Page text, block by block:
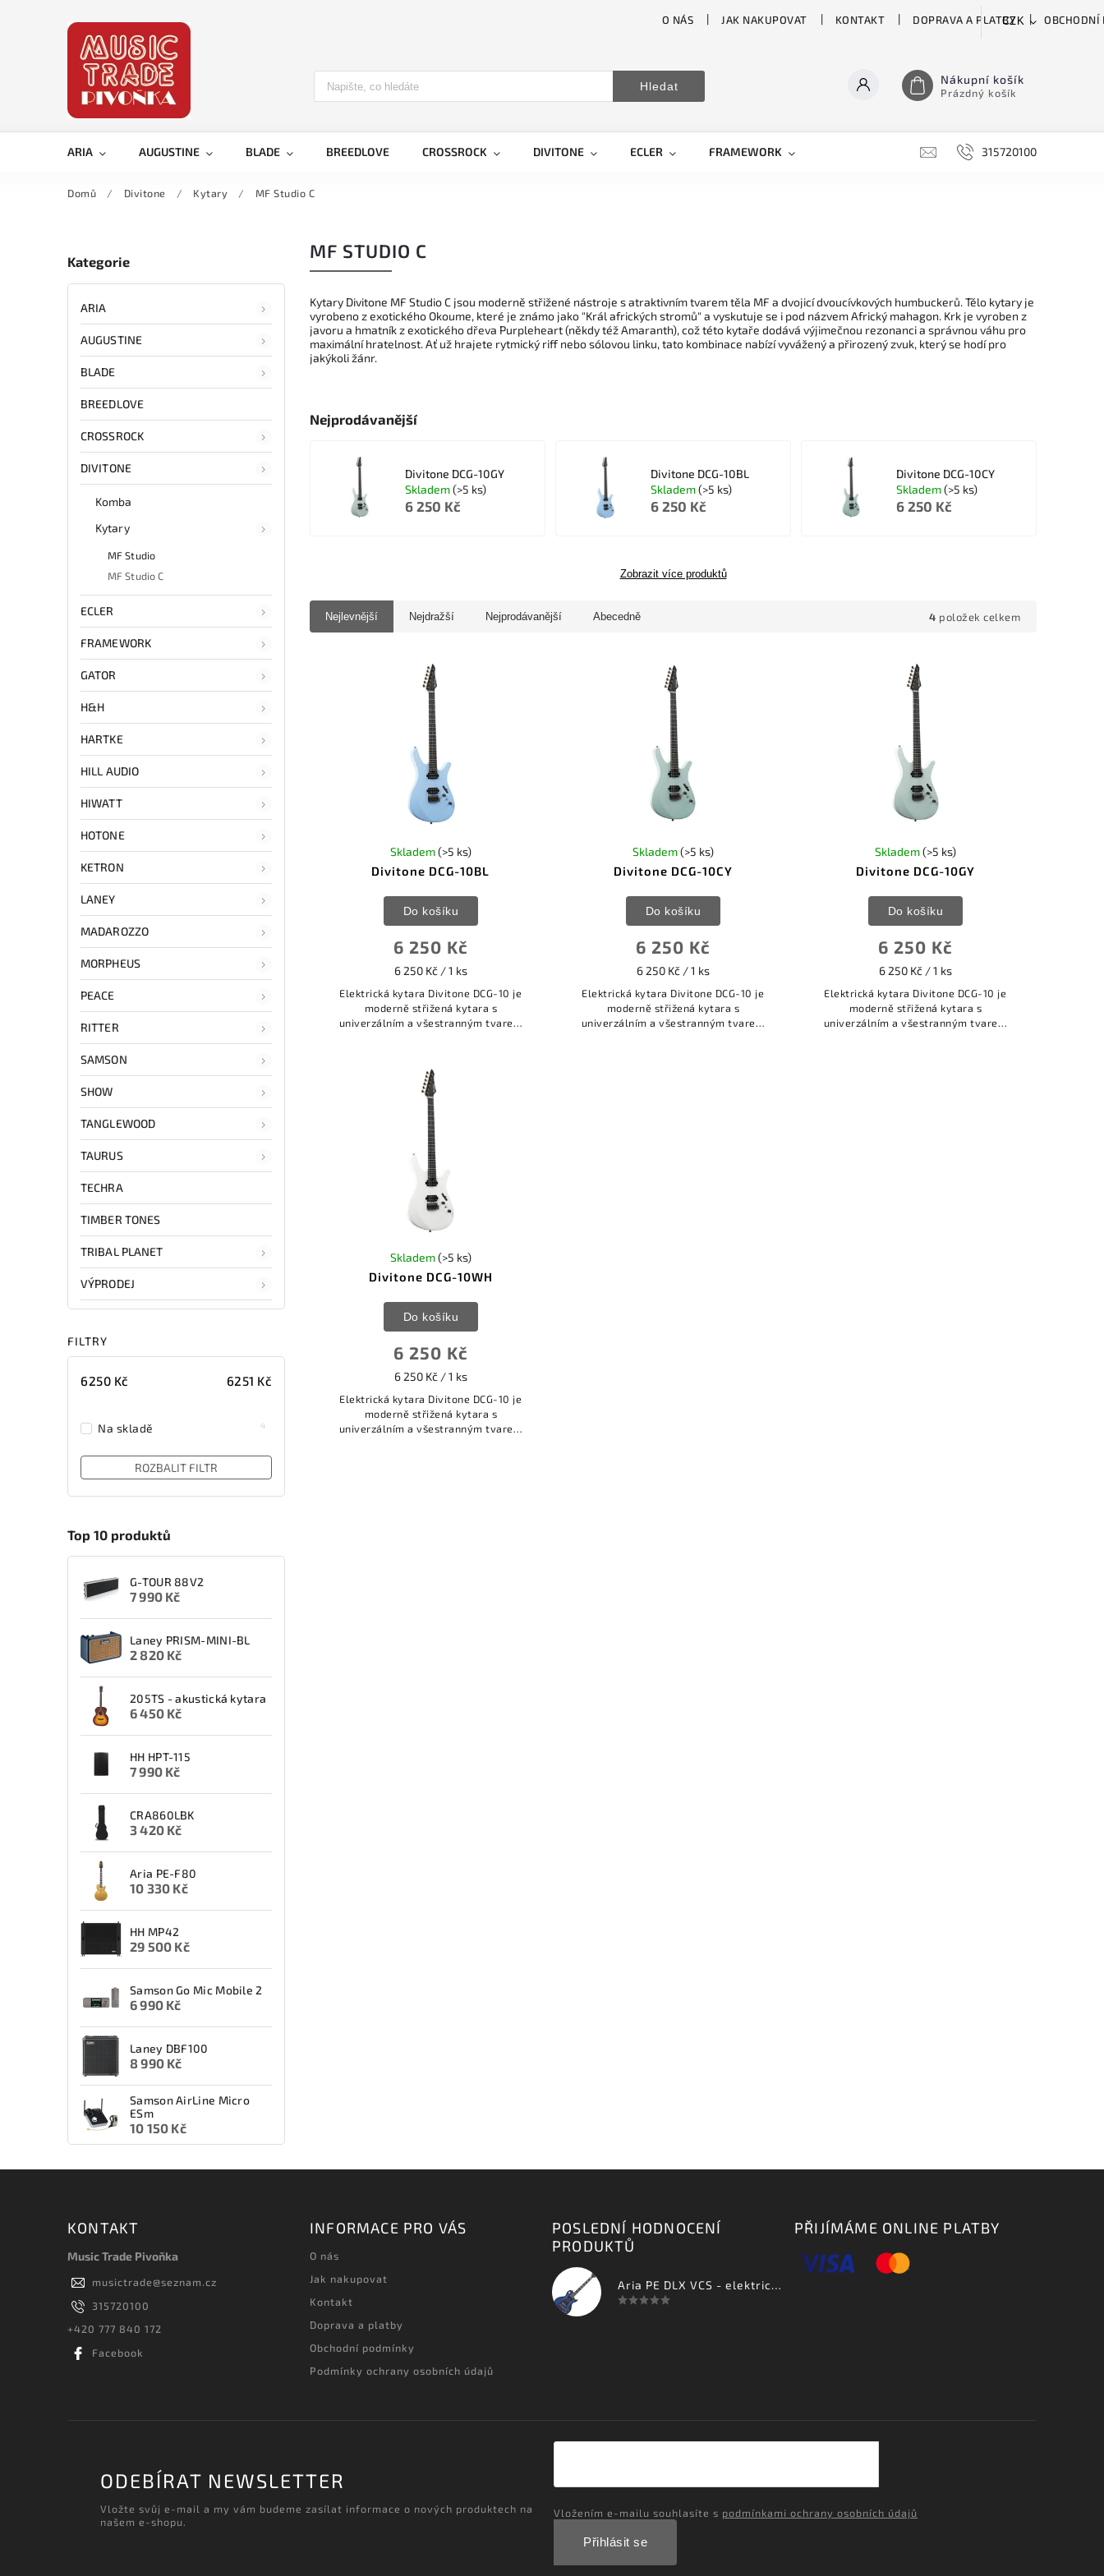
O NÁS JAK NAKUPOVAT KONTAKT DOPRAVA A PLATBY OBCHODNÍ
CZK
Hledat Nákupní košík
Prázdný košík
ARIA AUGUSTINE BLADE BREEDLOVE CROSSROCK DIVITONE ECLER FRAMEWORK H&H HARTKE
315720100
Domů / Divitone / Kytary / MF Studio C
Kategorie
ARIA
AUGUSTINE
BLADE
BREEDLOVE
CROSSROCK
DIVITONE
Komba
Kytary
MF Studio
MF Studio C
ECLER
FRAMEWORK
GATOR
H&H
HARTKE
HILL AUDIO
HIWATT
HOTONE
KETRON
LANEY
MADAROZZO
MORPHEUS
PEACE
RITTER
SAMSON
SHOW
TANGLEWOOD
TAURUS
TECHRA
TIMBER TONES
TRIBAL PLANET
VÝPRODEJ
FILTRY
6250 Kč 6251 Kč
Na skladě 4
ROZBALIT FILTR
Top 10 produktů
G-TOUR 88V2
7 990 Kč
Laney PRISM-MINI-BL
2 820 Kč
205TS - akustická kytara
6 450 Kč
HH HPT-115
7 990 Kč
CRA860LBK
3 420 Kč
Aria PE-F80
10 330 Kč
HH MP42
29 500 Kč
Samson Go Mic Mobile 2
6 990 Kč
Laney DBF100
8 990 Kč
Samson AirLine Micro
ESm
10 150 Kč
MF STUDIO C
Kytary Divitone MF Studio C jsou moderně střižené nástroje s atraktivním tvarem těla MF a dvojicí dvoucívkových humbuckerů. Tělo kytary je
vyrobeno z exotického Okoume, které je známo jako "Král afrických stromů" a vyskutuje se i pod názvem Africký mahagon. Krk je vyroben z
javoru a hmatník z exotického dřeva Purpleheart (někdy též Amaranth), což této kytaře dodává výjimečnou rezonanci a správnou váhu pro
maximální hratelnost. Ať už hrajete rytmický riff nebo sólovou linku, tato kombinace nabízí vyvážený a přirozený zvuk, který se hodí pro
jakýkoli žánr.
Nejprodávanější
Divitone DCG-10GY
Skladem(>5 ks)
6 250 Kč
Divitone DCG-10BL
Skladem(>5 ks)
6 250 Kč
Divitone DCG-10CY
Skladem(>5 ks)
6 250 Kč
Zobrazit více produktů
Nejlevnější Nejdražší Nejprodávanější Abecedně 4 položek celkem
Divitone DCG-10BL
Skladem(>5 ks)
6 250 Kč
6 250 Kč / 1 ks
Do košíku
Elektrická kytara Divitone DCG-10 je
moderně střižená kytara s
univerzálním a všestranným tvarem
podtrhuje i...
Divitone DCG-10CY
Skladem(>5 ks)
6 250 Kč
6 250 Kč / 1 ks
Do košíku
Elektrická kytara Divitone DCG-10 je
moderně střižená kytara s
univerzálním a všestranným tvarem
Divitone DCG-10GY
Skladem(>5 ks)
6 250 Kč
6 250 Kč / 1 ks
Do košíku
Elektrická kytara Divitone DCG-10 je
moderně střižená kytara s
univerzálním a všestranným tvarem
Divitone DCG-10WH
Skladem(>5 ks)
6 250 Kč
6 250 Kč / 1 ks
Do košíku
Elektrická kytara Divitone DCG-10 je
moderně střižená kytara s
univerzálním a všestranným tvarem
KONTAKT
Music Trade Pivoňka
musictrade@seznam.cz
315720100
+420 777 840 172
Facebook
INFORMACE PRO VÁS
O nás
Jak nakupovat
Kontakt
Doprava a platby
Obchodní podmínky
Podmínky ochrany osobních údajů
POSLEDNÍ HODNOCENÍ
PRODUKTŮ
Aria PE DLX VCS - elektrická kytara-zboží bylo vystaveno na prodejně
PŘIJÍMÁME ONLINE PLATBY
ODEBÍRAT NEWSLETTER
Vložte svůj e-mail a my vám budeme zasílat informace o nových produktech na
našem e-shopu.
Vložením e-mailu souhlasíte s podmínkami ochrany osobních údajů
Přihlásit se